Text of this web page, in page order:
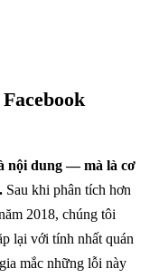
nội dung — mà là cơ
Sau khi phân tích hơn
2018, chúng tôi
lại với tính nhất quán
mắc những lỗi này